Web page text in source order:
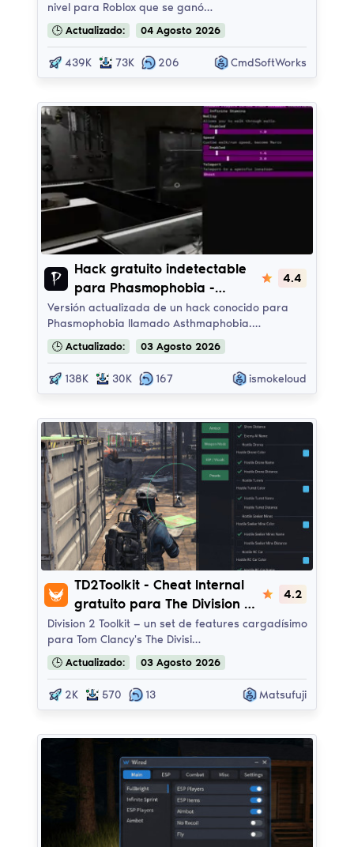
hacks y scripts
nivel para Roblox que se ganó…
🕒 Actualizado: 04 Agosto 2026
439K 73K 206 CmdSoftWorks
Asthmaphobia
Hack gratuito indetectable
para Phasmophobia -
Asthmaphobia
4.4
Versión actualizada de un hack conocido para
Phasmophobia llamado Asthmaphobia.…
🕒 Actualizado: 03 Agosto 2026
138K 30K 167 ismokeloud
TD2Toolkit
TD2Toolkit - Cheat Internal
gratuito para The Division 2
con soporte para DirectX 11
y 12!
4.2
Division 2 Toolkit — un set de features cargadísimo
para Tom Clancy's The Divisi…
🕒 Actualizado: 03 Agosto 2026
2K 570 13 Matsufuji